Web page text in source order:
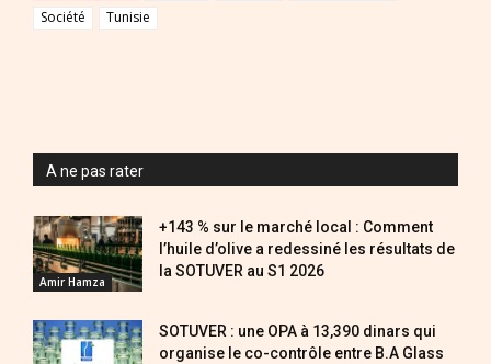
Société
Tunisie
A ne pas rater
Amir Hamza
+143 % sur le marché local : Comment
l’huile d’olive a redessiné les résultats de
la SOTUVER au S1 2026
SOTUVER : une OPA à 13,390 dinars qui
organise le co-contrôle entre B.A Glass